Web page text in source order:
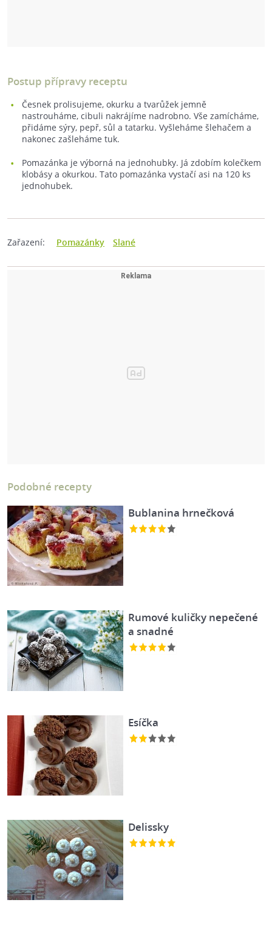
Postup přípravy receptu
Česnek prolisujeme, okurku a tvarůžek jemně
nastrouháme, cibuli nakrájíme nadrobno. Vše zamícháme,
přidáme sýry, pepř, sůl a tatarku. Vyšleháme šlehačem a
nakonec zašleháme tuk.
Pomazánka je výborná na jednohubky. Já zdobím kolečkem
klobásy a okurkou. Tato pomazánka vystačí asi na 120 ks
jednohubek.
Zařazení: Pomazánky Slané
Podobné recepty
Bublanina hrnečková
Rumové kuličky nepečené
a snadné
Esíčka
Delissky